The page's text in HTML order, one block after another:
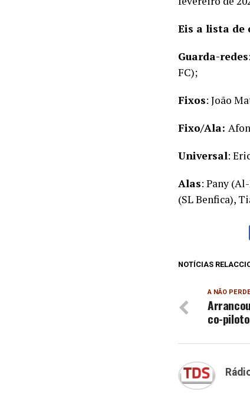
Eis a lista de
Guarda-redes
FC);
Fixos: João
Fixo/Ala:
Universal:
Alas: Pany
(SL Benfica),
NOTÍCIAS
A NÃO
co-